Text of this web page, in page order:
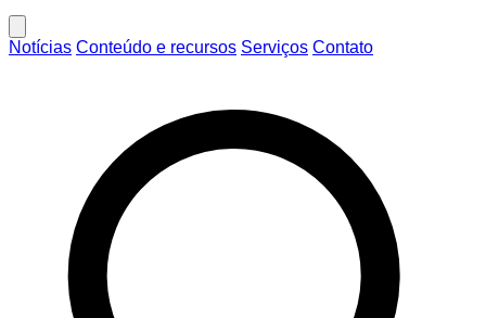
Notícias Conteúdo e recursos Serviços Contato